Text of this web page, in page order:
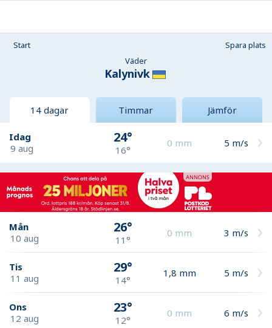
Start
Spara plats
Väder
Kalynivk
14 dagar Timmar Jämför
Idag
9 aug
24°
16°
0 mm 5 m/s
Mån
10 aug
26°
11°
0 mm 3 m/s
Tis
11 aug
29°
14°
1,8 mm 5 m/s
Ons
12 aug
23°
12°
0 mm 6 m/s